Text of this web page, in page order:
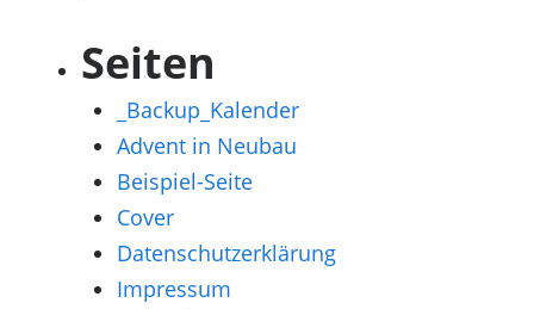
Seiten
_Backup_Kalender
Advent in Neubau
Beispiel-Seite
Cover
Datenschutzerklärung
Impressum